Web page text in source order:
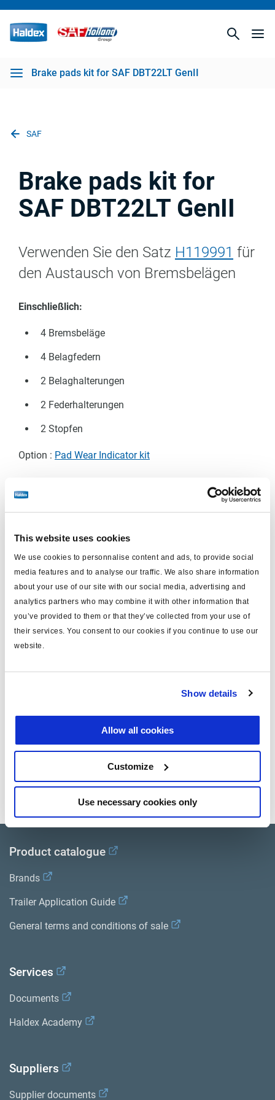
This website uses cookies
We use cookies to personnalise content and ads, to provide social
media features and to analyse our traffic. We also share information
about your use of our site with our social media, advertising and
analytics partners who may combine it with other information that
you’ve provided to them or that they’ve collected from your use of
their services. You consent to our cookies if you continue to use our
website.
Show details
Allow all cookies
Customize
Use necessary cookies only
Brake pads kit for SAF DBT22LT GenII
SAF
Brake pads kit for
SAF DBT22LT GenII
Verwenden Sie den Satz H119991 für
den Austausch von Bremsbelägen
Einschließlich:
4 Bremsbeläge
4 Belagfedern
2 Belaghalterungen
2 Federhalterungen
2 Stopfen
Option : Pad Wear Indicator kit
Im Mechanismus der Haldex ModulT Druckluft-
Scheibenbremse gibt es eine mechanische Funktion,
die Drehmomentbegrenzer genannt wird. Das Klicken
des Drehmomentbegrenzers kann natürlich auftreten,
wenn die Bremsen betätigt werden, nachdem neue
Bremsbeläge montiert wurden. Der einfache Einbau
sind und die hohe Kompression reduziert wurde, ist es
Drehmomentbegrenzers in Zukunft notwendig oder
hörbar sein wird.
Diese Informationen finden Sie unter
(PB DB 029L)
Product catalogue
Brands
Trailer Application Guide
General terms and conditions of sale
Services
Documents
Haldex Academy
Suppliers
Supplier documents